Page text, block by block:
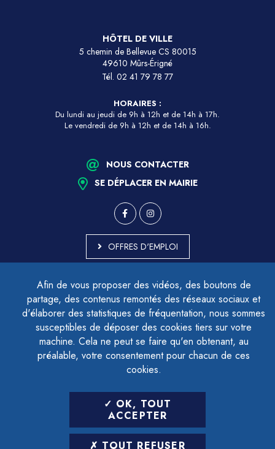
Afin de vous proposer des vidéos, des boutons de
partage, des contenus remontés des réseaux sociaux et
d'élaborer des statistiques de fréquentation, nous sommes
susceptibles de déposer des cookies tiers sur votre
machine. Cela ne peut se faire qu'en obtenant, au
préalable, votre consentement pour chacun de ces
cookies.
OK, TOUT
ACCEPTER
TOUT REFUSER
HÔTEL DE VILLE
5 chemin de Bellevue CS 80015
49610 Mûrs-Érigné
Tél. 02 41 79 78 77
HORAIRES :
Du lundi au jeudi de 9h à 12h et de 14h à 17h.
Le vendredi de 9h à 12h et de 14h à 16h.
NOUS CONTACTER
SE DÉPLACER EN MAIRIE
OFFRES D'EMPLOI
ACCESSIBILITÉ - PARTIELLEMENT CONFORME
PLAN DU SITE
MENTIONS LÉGALES
CONTACTER LE DÉLÉGUÉ À LA PROTECTION DES DONNÉES
GESTION DES COOKIES
LETTRE D'INFORMATION
SAISIR VOTRE ADRESSE E-MAIL
POUR VOUS INSCRIRE :